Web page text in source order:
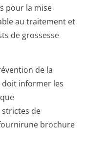
pour la mise
au traitement et
de grossesse
de la
doit informer les
de
brochure